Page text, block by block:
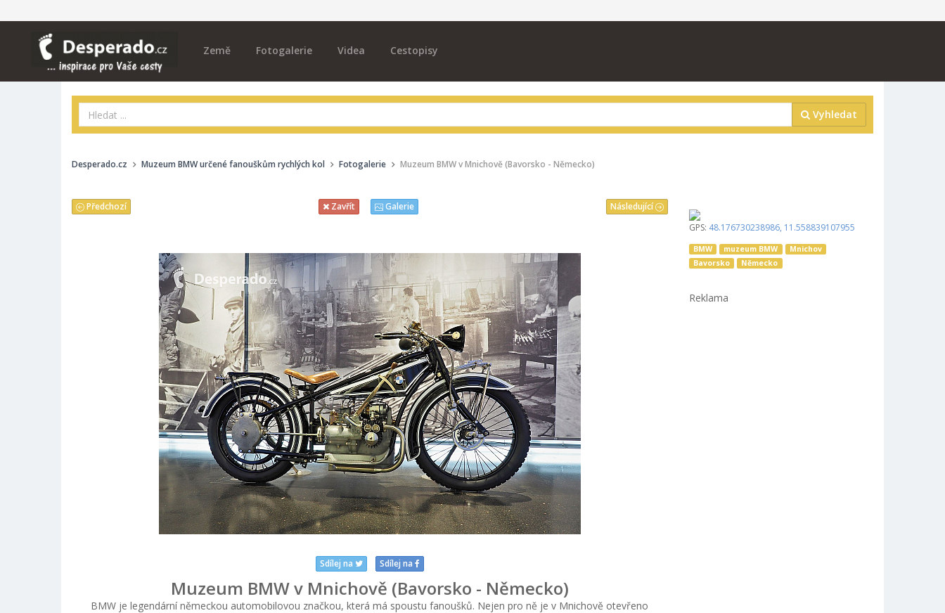
Země Fotogalerie Videa Cestopisy
Vyhledat
Desperado.cz Muzeum BMW určené fanouškům rychlých kol Fotogalerie Muzeum BMW v Mnichově (Bavorsko - Německo)
Následující
Předchozí Zavřít Galerie
Sdílej na Sdílej na
Muzeum BMW v Mnichově (Bavorsko - Německo)
BMW je legendární německou automobilovou značkou, která má spoustu fanoušků. Nejen pro ně je v Mnichově otevřeno
GPS: 48.176730238986, 11.558839107955
BMW muzeum BMW
Mnichov
Bavorsko
Německo
Reklama